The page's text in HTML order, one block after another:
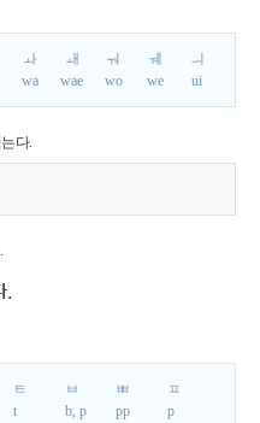
ㅘ
wa
ㅙ
wae
ㅝ
wo
ㅞ
we
ㅢ
ui
다.
.
ㅌ
t
ㅂ
b, p
ㅃ
pp
ㅍ
p